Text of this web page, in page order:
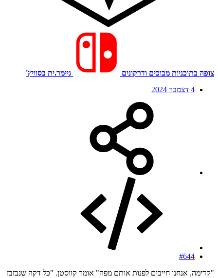
צופה בתוכניות מבוכים ודרקונים
גיימר.ית בסוויץ'
4 דצמבר 2024
#644
"קדימה, אנחנו חייבים לפנות אותם מפה" אומר קווסטן. "כל דקה שנבזבז